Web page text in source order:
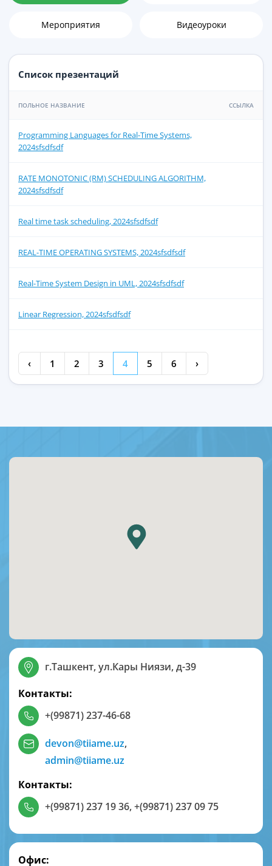
Мероприятия Видеоуроки
Список презентаций
ПОЛЬНОЕ НАЗВАНИЕ ССЫЛКА
Programming Languages for Real-Time Systems,
2024sfsdfsdf
RATE MONOTONIC (RM) SCHEDULING ALGORITHM,
2024sfsdfsdf
Real time task scheduling, 2024sfsdfsdf
REAL-TIME OPERATING SYSTEMS, 2024sfsdfsdf
Real-Time System Design in UML, 2024sfsdfsdf
Linear Regression, 2024sfsdfsdf
‹ 1 2 3 4 5 6 ›
г.Ташкент, ул.Кары Ниязи, д-39
Контакты:
+(99871) 237-46-68
devon@tiiame.uz,
admin@tiiame.uz
Контакты:
+(99871) 237 19 36,+(99871) 237 09 75
Офис: